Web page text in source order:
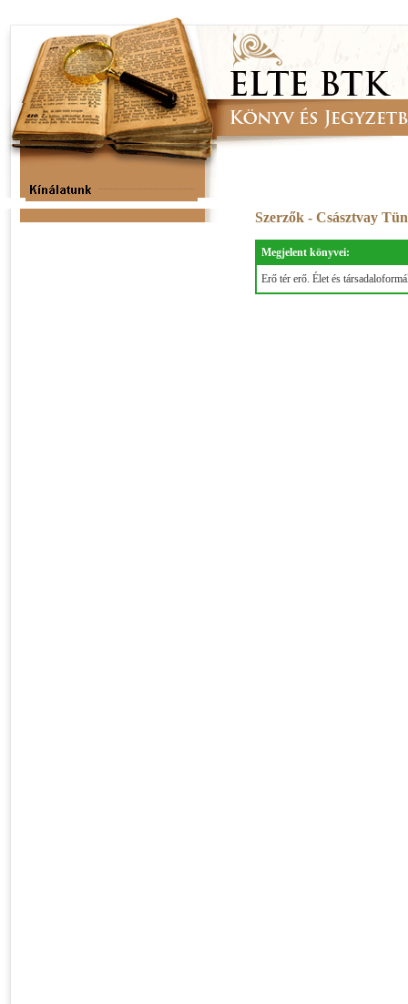
Szerzők - Császtvay
Megjelent könyvei:
Erő tér erő. Élet és